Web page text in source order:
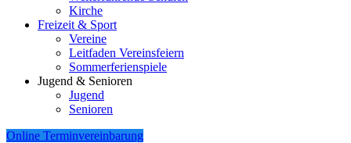
Kirche
Freizeit & Sport
Vereine
Leitfaden Vereinsfeiern
Sommerferienspiele
Jugend & Senioren
Jugend
Senioren
Online Terminvereinbarung